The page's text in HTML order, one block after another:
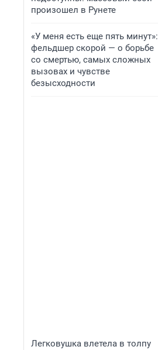
произошел в Рунете
«У меня есть еще пять минут»:
фельдшер скорой — о борьбе
со смертью, самых сложных
вызовах и чувстве
безысходности
Легковушка влетела в толпу